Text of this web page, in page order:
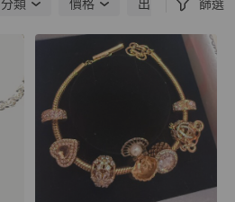
分類 價格 出貨地點 篩選